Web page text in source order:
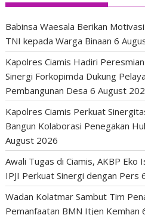
Babinsa Waesala Berikan
TNI kepada Warga Binaan 6
Kapolres Ciamis Hadiri
Sinergi Forkopimda Dukung
Pembangunan Desa 6 August
Kapolres Ciamis Perkuat
Bangun Kolaborasi Penegakan
August 2026
Awali Tugas di Ciamis, AKBP Eko
IPJI Perkuat Sinergi dengan Pers
Wadan Kolatmar Sambut Tim
Pemanfaatan BMN Itjen Kemhan